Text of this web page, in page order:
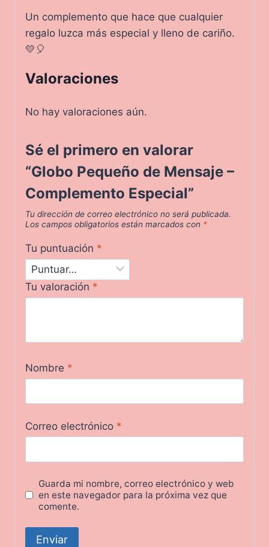
Un complemento que hace que cualquier
regalo luzca más especial y lleno de cariño.
💛🎈
Valoraciones
No hay valoraciones aún.
Sé el primero en valorar
“Globo Pequeño de Mensaje –
Complemento Especial”
Tu dirección de correo electrónico no será publicada.
Los campos obligatorios están marcados con *
Tu puntuación *
Tu valoración *
Nombre *
Correo electrónico *
Guarda mi nombre, correo electrónico y web
en este navegador para la próxima vez que
comente.